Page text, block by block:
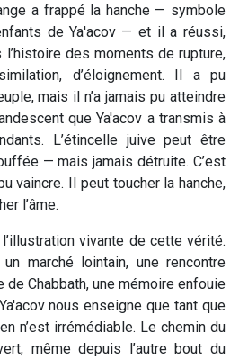
a frappé la hanche — symbole
de Ya'acov — et il a réussi,
l’histoire des moments de rupture,
d’éloignement. Il a pu
mais il n’a jamais pu atteindre
que Ya'acov a transmis à
L’étincelle juive peut être
— mais jamais détruite. C’est
vaincre. Il peut toucher la hanche,
l’âme.
vivante de cette vérité.
marché lointain, une rencontre
de Chabbath, une mémoire enfouie
nous enseigne que tant que
n’est irrémédiable. Le chemin du
même depuis l’autre bout du